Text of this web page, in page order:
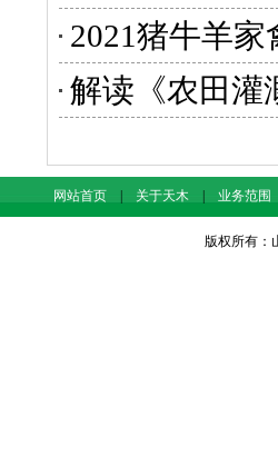
2021猪牛羊
解读《农田灌
网站首页| 关于天木| 业务范围
版权所有：